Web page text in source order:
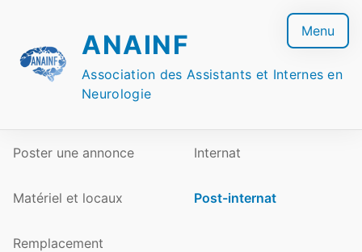
content
ANAINF
Association des Assistants et Internes en
Neurologie
Menu
Poster une annonce Internat
Matériel et locaux Post-internat
Remplacement